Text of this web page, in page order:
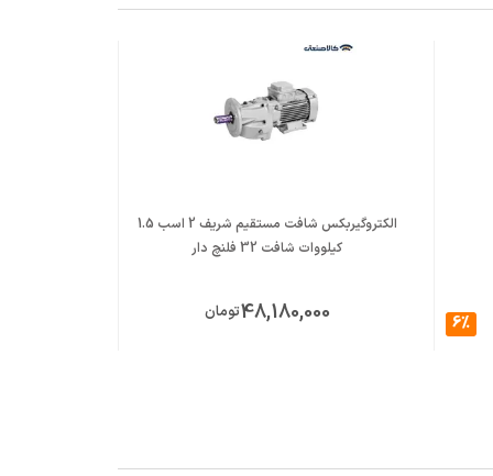
6%
الکتروگیربکس شافت مستقیم شریف 2 اسب 1.5
کیلووات شافت 32 فلنچ دار
48,180,000تومان